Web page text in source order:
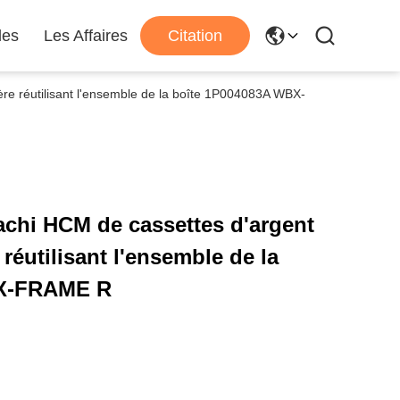
Les Affaires Citation
réutilisant l'ensemble de la boîte 1P004083A WBX-
HCM de cassettes d'argent
l'ensemble de la
FRAME R